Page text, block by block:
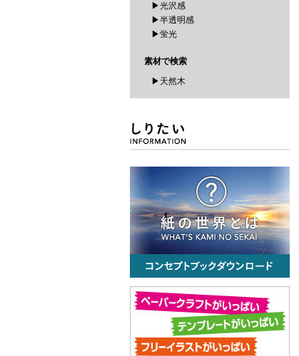
▶光沢感
▶半透明感
▶蛍光
素材で検索
▶天然木